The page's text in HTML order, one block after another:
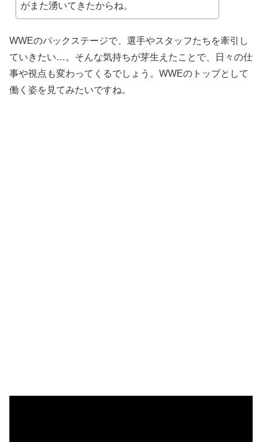
がまた湧いてきたからね。
WWEのバックステージで、選手やスタッフたちを牽引し
ていきたい…。そんな気持ちが芽生えたことで、日々の仕
事や視点も変わってくるでしょう。WWEのトップとして
働く姿を見てみたいですね。